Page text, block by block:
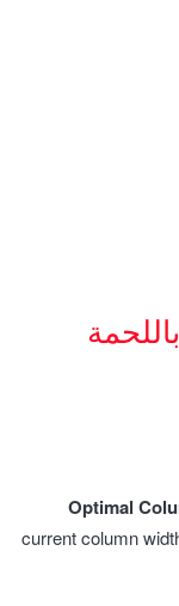
Optimal
current column